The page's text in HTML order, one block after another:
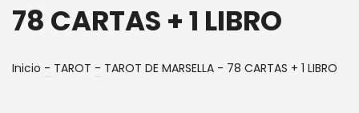
78 CARTAS + 1 LIBRO
Inicio - TAROT - TAROT DE MARSELLA - 78 CARTAS + 1 LIBRO